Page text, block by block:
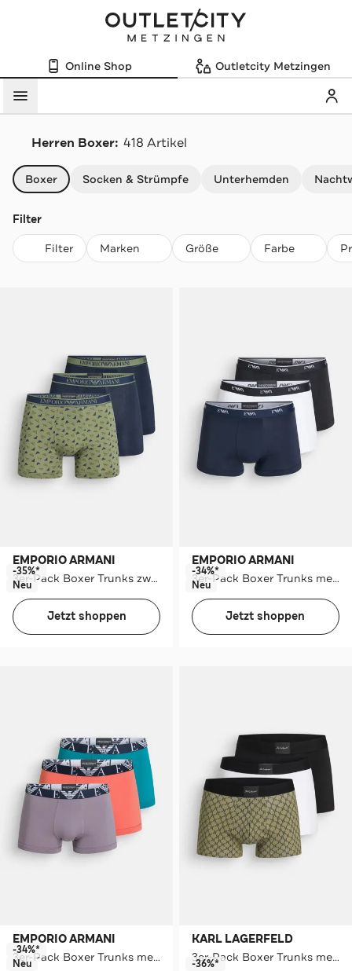
Online Shop Outletcity Metzingen
Menü
Herren Boxer: 418 Artikel
Boxer Socken & Strümpfe Unterhemden
Filter
Filter Marken Größe Farbe
EMPORIO ARMANI
3er-Pack Boxer Trunks zweifarbig
-35%*
Neu
Jetzt shoppen
EMPORIO ARMANI
3er-Pack Boxer Trunks mehrfarbig
-34%*
Neu
Jetzt shoppen
EMPORIO ARMANI
3er-Pack Boxer Trunks mehrfarbig
-34%*
Neu
KARL LAGERFELD
3er-Pack Boxer Trunks mehrfarbig
-36%*